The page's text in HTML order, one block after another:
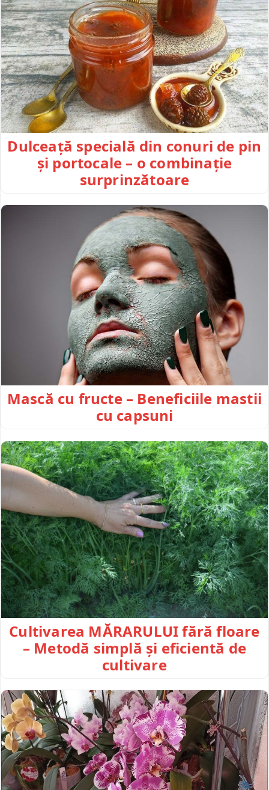
Dulceață specială din conuri de pin
și portocale – o combinație
surprinzătoare
Mască cu fructe – Beneficiile mastii
cu capsuni
Cultivarea MĂRARULUI fără floare
– Metodă simplă și eficientă de
cultivare